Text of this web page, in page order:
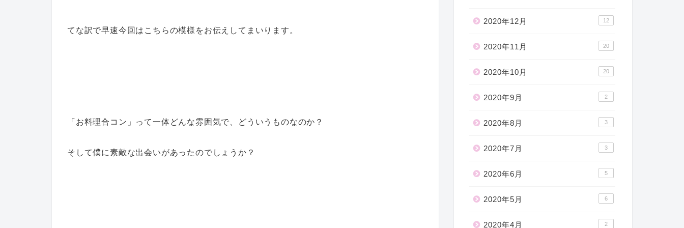
てな訳で早速今回はこちらの模様をお伝えしてまいります。
「お料理合コン」って一体どんな雰囲気で、どういうものなのか？
そして僕に素敵な出会いがあったのでしょうか？
2020年12月 12
2020年11月 20
2020年10月 20
2020年9月 2
2020年8月 3
2020年7月 3
2020年6月 5
2020年5月 6
2020年4月 2